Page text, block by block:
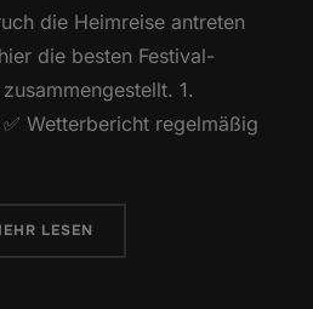
die Heimreise antreten
die besten Festival-
1.
Wetterbericht regelmäßig
ÜBER „REGEN, STURM &
LESEN